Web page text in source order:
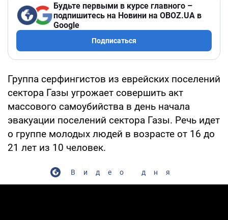
Будьте первыми в курсе главного –
подпишитесь на Новини на OBOZ.UA в
Google
Подписаться
Группа серфингистов из еврейских поселений
сектора Газы угрожает совершить акт
массового самоубийства в день начала
эвакуации поселений сектора Газы. Речь идет
о группе молодых людей в возрасте от 16 до
21 лет из 10 человек.
Видео дня